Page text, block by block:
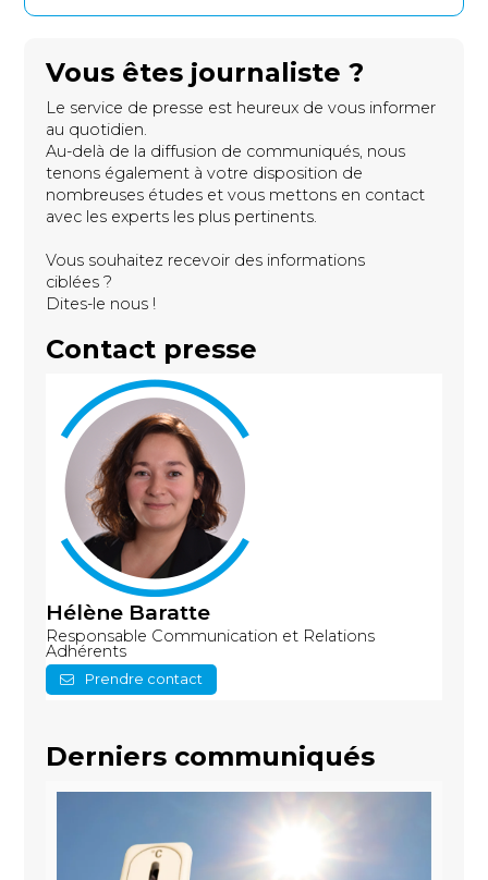
Vous êtes journaliste ?
Le service de presse est heureux de vous informer
au quotidien.
Au-delà de la diffusion de communiqués, nous
tenons également à votre disposition de
nombreuses études et vous mettons en contact
avec les experts les plus pertinents.
Vous souhaitez recevoir des informations
ciblées ?
Dites-le nous !
Contact presse
Hélène Baratte
Responsable Communication et Relations
Adhérents
Prendre contact
Derniers communiqués